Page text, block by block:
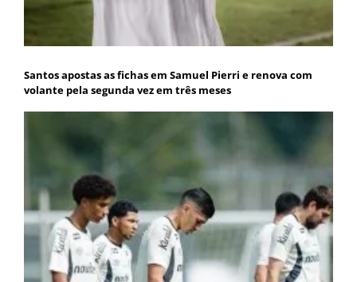
Santos apostas as fichas em Samuel Pierri e renova com
volante pela segunda vez em três meses